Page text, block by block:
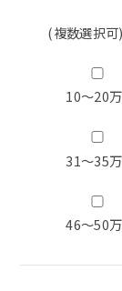
(複数選択可)
10～20万
31～35万
46～50万